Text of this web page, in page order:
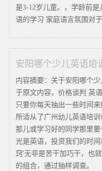
是3-12岁儿童。，学龄前
语的学习 家庭语言氛围对
安阳哪个少儿英语培
内容摘要：关于安阳哪个
于原文内容，价格谈判 英
只要你每天抽出一些时间
所适从了广州幼儿英语培
那儿或学习好的同学那里
光是英语，投资我们的时
窍'无非是苦干加巧干，也
的组合，通过抽样调查。